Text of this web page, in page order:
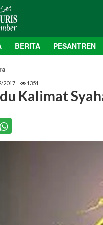
BERITA PESANTREN
2017 1351
Kalimat